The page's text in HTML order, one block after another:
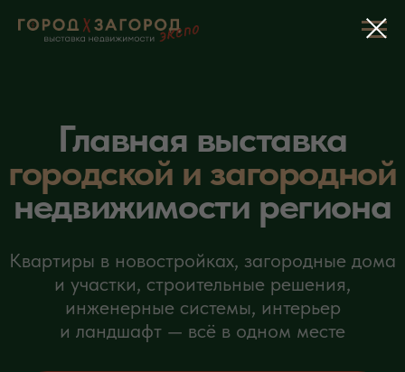
городской и загородной
недвижимости региона
Квартиры в новостройках, загородные дома
и участки, строительные решения,
инженерные системы, интерьер
Ближайшие выставки